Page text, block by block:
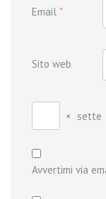
Email *
Sito web
× sette
Avvertimi via